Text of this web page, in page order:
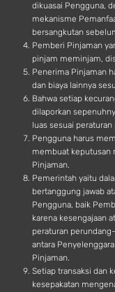
dikuasai Pengguna,
mekanisme
bersangkutan
Pemberi Pinjaman
pinjam meminjam,
Penerima Pinjaman
dan biaya lainnya
Bahwa setiap
dilaporkan
luas sesuai
Pengguna harus
membuat keputusan
Pinjaman.
Pemerintah yaitu
bertanggung jawab
Pengguna, baik
karena kesengajaan
peraturan
antara
Pinjaman.
Setiap transaksi dan
kesepakatan